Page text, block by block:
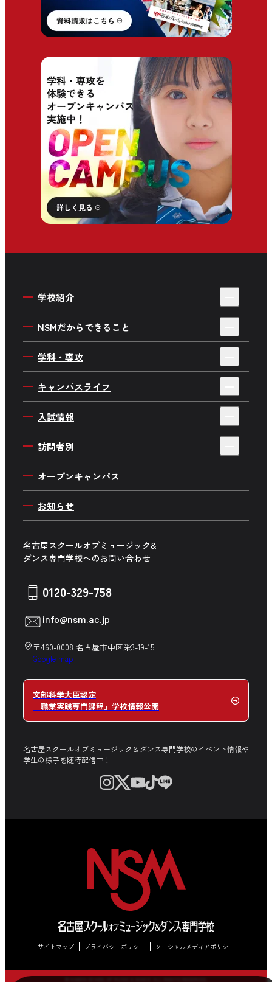
学校紹介
4年制・3年制を選ぶ理由
私たちの目指す人材育成
学校概要・情報公開
施設・設備紹介
アクセス
採用情報
NSMだからできること
デビューサポートシステム
就職サポート
デビューストーリー・就職実績
企業プロジェクト
Wメジャーカリキュラム
社会貢献プロジェクト
講師紹介
学科・専攻
ミュージシャンワールド
音楽制作ワールド
ダンスワールド
俳優・ 声優ワールド
音楽企画ワールド
キャンパスライフ
キャンパスイベント
在校生インタビュー
在校生のリアルを大調査
在校生の日常
キャンパス周辺マップ
入試情報
AO入学について
一般入学について
推薦入学について
社会人入学について
募集学科・専攻一覧
訪問者別
高校生の方へ
留学生の方へ
保護者の方へ
高校の先生方へ
企業の方へ
中学生の方へ
オープンキャンパス
お知らせ
名古屋スクールオブミュージック&
ダンス専門学校へのお問い合わせ
0120-329-758
info@nsm.ac.jp
〒460-0008 名古屋市中区栄3-19-15
Google map
文部科学大臣認定
「職業実践専門課程」学校情報公開
名古屋スクールオブミュージック＆ダンス専門学校のイベント情報や
学生の様子を随時配信中！
サイトマップ プライバシーポリシー ソーシャルメディアポリシー